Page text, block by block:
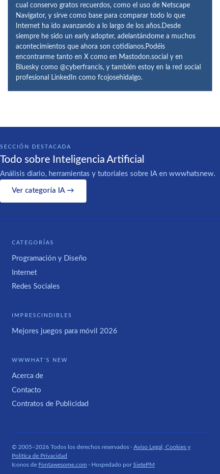
cual conservo gratos recuerdos, como el uso de Netscape
Navigator, y sirve como base para comparar todo lo que
Internet ha ido avanzando a lo largo de los años.Desde
siempre he sido un early adopter, adelantándome a muchos
acontecimientos que ahora son cotidianos.Podéis
encontrarme tanto en X como en Mastodon.social y en
Bluesky como @cyberfrancis, y también estoy en la red social
profesional LinkedIn como fcojosehidalgo.
SECCIÓN DESTACADA
Todo sobre Inteligencia Artificial
Análisis diario, herramientas y tutoriales sobre IA en wwwhatsnew.
Ver categoría IA →
CATEGORÍAS
Programación y Diseño
Internet
Redes Sociales
IMPRESCINDIBLES
Mejores juegos para móvil 2026
WWWHAT'S NEW
Acerca de
Contacto
Contratos de Publicidad
© 2005–2026 Todos los derechos reservados · Aviso Legal, Cookies y
Política de Privacidad
Iconos de Fontawesome.com · Hospedado porSietePM